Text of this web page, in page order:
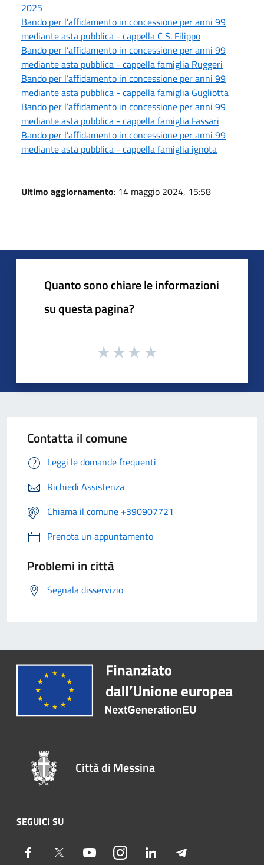
2025
Bando per l’affidamento in concessione per anni 99
mediante asta pubblica - cappella C S. Filippo
Bando per l’affidamento in concessione per anni 99
mediante asta pubblica - cappella famiglia Ruggeri
Bando per l’affidamento in concessione per anni 99
mediante asta pubblica - cappella famiglia Gugliotta
Bando per l’affidamento in concessione per anni 99
mediante asta pubblica - cappella famiglia Fassari
Bando per l’affidamento in concessione per anni 99
mediante asta pubblica - cappella famiglia ignota
Ultimo aggiornamento: 14 maggio 2024, 15:58
Quanto sono chiare le informazioni
su questa pagina?
Contatta il comune
Leggi le domande frequenti
Richiedi Assistenza
Chiama il comune +390907721
Prenota un appuntamento
Problemi in città
Segnala disservizio
Città di Messina
SEGUICI SU
Facebook Twitter YoutubeInstagram LinkedIn